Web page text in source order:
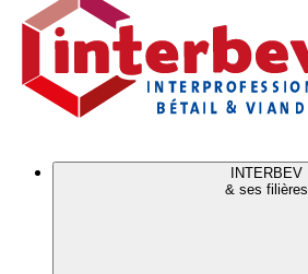
site
INTERBEV
& ses filières